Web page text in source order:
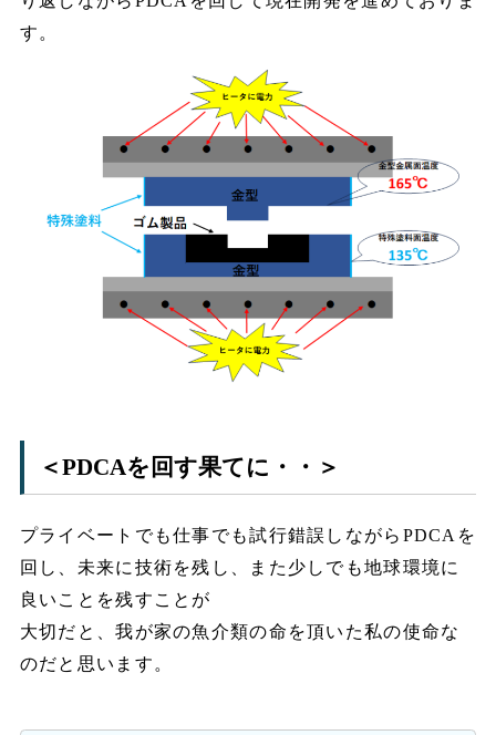
す。
＜PDCAを回す果てに・・＞
プライベートでも仕事でも試行錯誤しながらPDCAを
回し、未来に技術を残し、また少しでも地球環境に
良いことを残すことが
大切だと、我が家の魚介類の命を頂いた私の使命な
のだと思います。